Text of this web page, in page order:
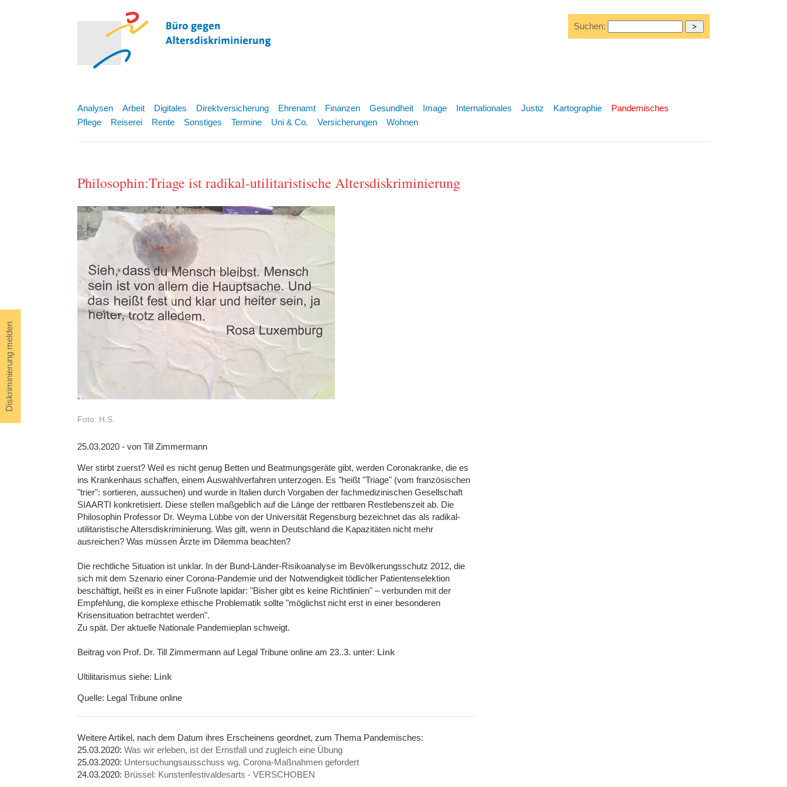
Diskriminierung melden
Suchen:
Analysen Arbeit Digitales Direktversicherung Ehrenamt Finanzen Gesundheit Image Internationales Justiz Kartographie
Pandemisches
Pflege
Reiserei Rente Sonstiges Termine Uni & Co. Versicherungen Wohnen
Philosophin:Triage ist radikal-utilitaristische Altersdiskriminierung
Foto: H.S.
25.03.2020 - von Till Zimmermann
Wer stirbt zuerst? Weil es nicht genug Betten und Beatmungsgeräte gibt, werden Coronakranke, die es
ins Krankenhaus schaffen, einem Auswahlverfahren unterzogen. Es "heißt "Triage" (vom französischen
"trier": sortieren, aussuchen) und wurde in Italien durch Vorgaben der fachmedizinischen Gesellschaft
SIAARTI konkretisiert. Diese stellen maßgeblich auf die Länge der rettbaren Restlebenszeit ab. Die
Philosophin Professor Dr. Weyma Lübbe von der Universität Regensburg bezeichnet das als radikal-
utilitaristische Altersdiskriminierung. Was gilt, wenn in Deutschland die Kapazitäten nicht mehr
ausreichen? Was müssen Ärzte im Dilemma beachten?
Die rechtliche Situation ist unklar. In der Bund-Länder-Risikoanalyse im Bevölkerungsschutz 2012, die
sich mit dem Szenario einer Corona-Pandemie und der Notwendigkeit tödlicher Patientenselektion
beschäftigt, heißt es in einer Fußnote lapidar: "Bisher gibt es keine Richtlinien" – verbunden mit der
Empfehlung, die komplexe ethische Problematik sollte "möglichst nicht erst in einer besonderen
Krisensituation betrachtet werden".
Zu spät. Der aktuelle Nationale Pandemieplan schweigt.
Beitrag von Prof. Dr. Till Zimmermann auf Legal Tribune online am 23..3. unter: Link
Ultilitarismus siehe: Link
Quelle: Legal Tribune online
Weitere Artikel, nach dem Datum ihres Erscheinens geordnet, zum Thema Pandemisches:
25.03.2020: Was wir erleben, ist der Ernstfall und zugleich eine Übung
25.03.2020: Untersuchungsausschuss wg. Corona-Maßnahmen gefordert
24.03.2020: Brüssel: Kunstenfestivaldesarts - VERSCHOBEN